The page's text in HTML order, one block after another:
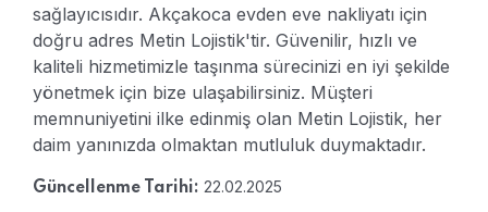
sağlayıcısıdır. Akçakoca evden eve nakliyatı için
doğru adres Metin Lojistik'tir. Güvenilir, hızlı ve
kaliteli hizmetimizle taşınma sürecinizi en iyi şekilde
yönetmek için bize ulaşabilirsiniz. Müşteri
memnuniyetini ilke edinmiş olan Metin Lojistik, her
daim yanınızda olmaktan mutluluk duymaktadır.
Güncellenme Tarihi: 22.02.2025